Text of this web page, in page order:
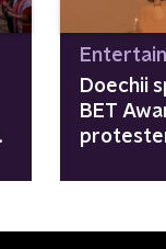
Doechii
BET